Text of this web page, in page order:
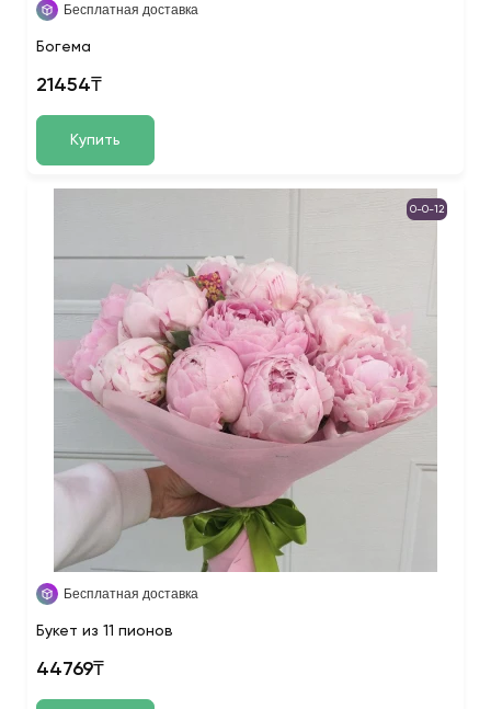
Бесплатная доставка
Богема
21454₸
Купить
0-0-12
Бесплатная доставка
Букет из 11 пионов
44769₸